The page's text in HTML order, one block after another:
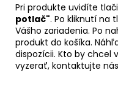
Pri produkte uvidíte
potlač". Po kliknutí na
Vášho zariadenia. Po
produkt do košíka.
dispozícii. Kto by chcel
vyzerať, kontaktujte